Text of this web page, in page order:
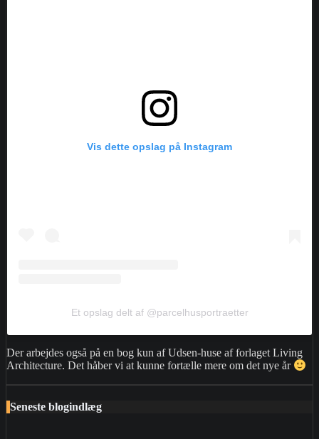
Vis dette opslag på Instagram
Et opslag delt af @parcelhusportraetter
Der arbejdes også på en bog kun af Udsen-huse af forlaget Living
Architecture. Det håber vi at kunne fortælle mere om det nye år
Seneste blogindlæg